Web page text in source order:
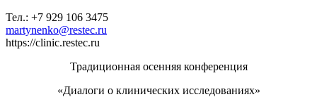
Тел.: +7 929 106 3475
martynenko@restec.ru
https://clinic.restec.ru
Традиционная осенняя конференция
«Диалоги о клинических исследованиях»